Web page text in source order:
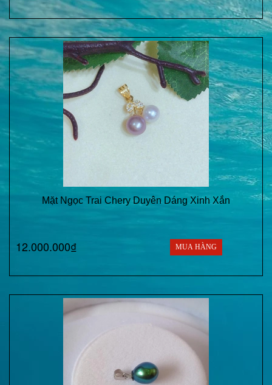
Mặt Ngọc Trai Chery Duyên Dáng Xinh Xắn
12.000.000₫ MUA HÀNG